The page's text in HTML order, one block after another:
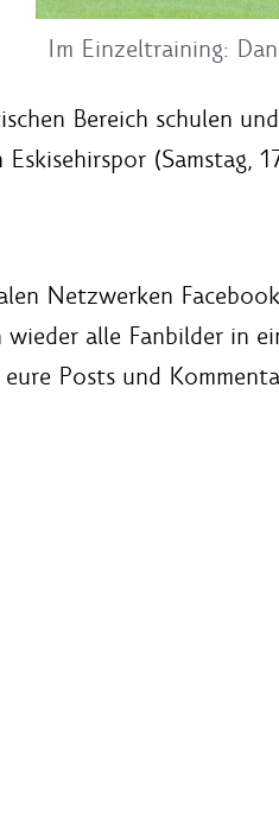
Im Einzeltraining:
Bereich schulen
(Samstag,
Netzwerken
alle Fanbilder in
Posts und